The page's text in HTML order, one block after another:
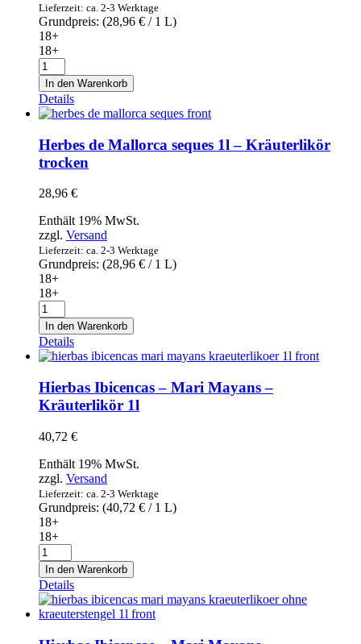
Lieferzeit: ca. 2-3 Werktage
Grundpreis: (28,96 € / 1 L)
18+
18+
Herbes
de
Mallorca
mesclades
1l
–
Kräuterlikör
gemischt
In den Warenkorb
Details
Herbes de Mallorca seques 1l – Kräuterlikör
trocken
28,96 €
Enthält 19% MwSt.
zzgl. Versand
Lieferzeit: ca. 2-3 Werktage
Grundpreis: (28,96 € / 1 L)
18+
18+
Herbes
de
Mallorca
seques
1l
-
Kräuterlikör
trocken
In den Warenkorb
Details
Hierbas Ibicencas – Mari Mayans –
Kräuterlikör 1l
40,72 €
Enthält 19% MwSt.
zzgl. Versand
Lieferzeit: ca. 2-3 Werktage
Grundpreis: (40,72 € / 1 L)
18+
18+
Hierbas
Ibicencas
-
Mari
Mayans
-
Kräuterlikör
In den Warenkorb
Details